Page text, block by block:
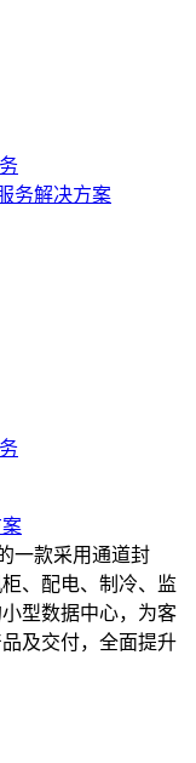
务解决方案
一款采用通道封
、配电、制冷、监
型数据中心，为客
及交付，全面提升